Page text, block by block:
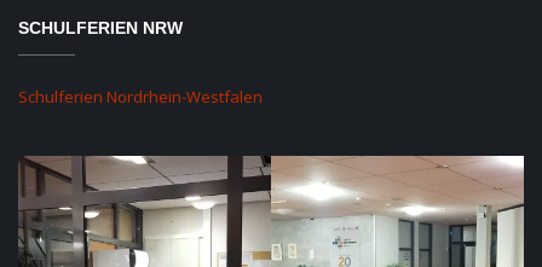
SCHULFERIEN NRW
Schulferien Nordrhein-Westfalen